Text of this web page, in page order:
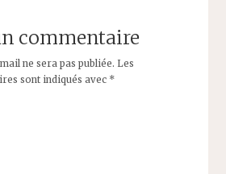
commentaire
ne sera pas publiée. Les
sont indiqués avec *